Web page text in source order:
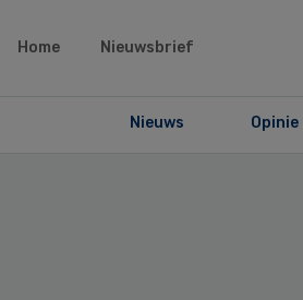
Home Nieuwsbrief
Nieuws Opinie